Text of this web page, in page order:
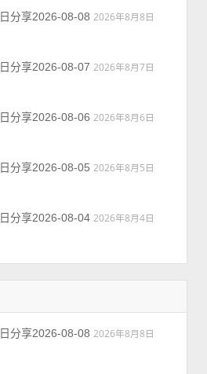
分享2026-08-08 2026年8月8日
分享2026-08-07 2026年8月7日
分享2026-08-06 2026年8月6日
分享2026-08-05 2026年8月5日
分享2026-08-04 2026年8月4日
分享2026-08-08 2026年8月8日